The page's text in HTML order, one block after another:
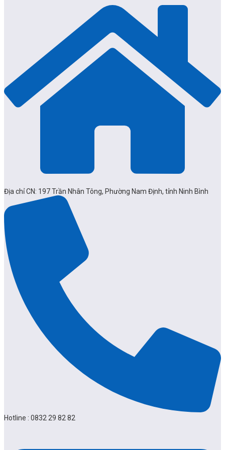
Địa chỉ CN: 197 Trần Nhân Tông, Phường Nam Định, tỉnh Ninh Bình
Hotline : 0832 29 82 82